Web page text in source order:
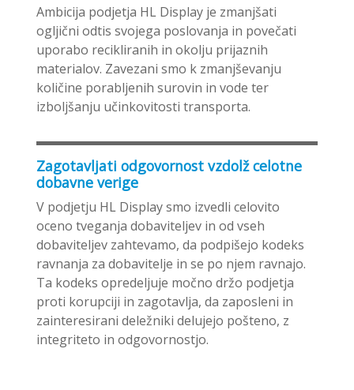
Ambicija podjetja HL Display je zmanjšati
ogljični odtis svojega poslovanja in povečati
uporabo recikliranih in okolju prijaznih
materialov. Zavezani smo k zmanjševanju
količine porabljenih surovin in vode ter
izboljšanju učinkovitosti transporta.
Zagotavljati odgovornost vzdolž celotne
dobavne verige
V podjetju HL Display smo izvedli celovito
oceno tveganja dobaviteljev in od vseh
dobaviteljev zahtevamo, da podpišejo kodeks
ravnanja za dobavitelje in se po njem ravnajo.
Ta kodeks opredeljuje močno držo podjetja
proti korupciji in zagotavlja, da zaposleni in
zainteresirani deležniki delujejo pošteno, z
integriteto in odgovornostjo.